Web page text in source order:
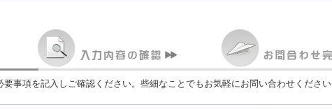
要事項を記入しご確認ください。些細なことでもお気軽にお問い合わせください